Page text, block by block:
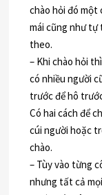
chào hỏi đó một
mái cũng như tự
theo.
– Khi chào hỏi
có nhiều người
trước để hô
Có hai cách để
cúi người hoặc
chào.
– Tùy vào từng
nhưng tất cả